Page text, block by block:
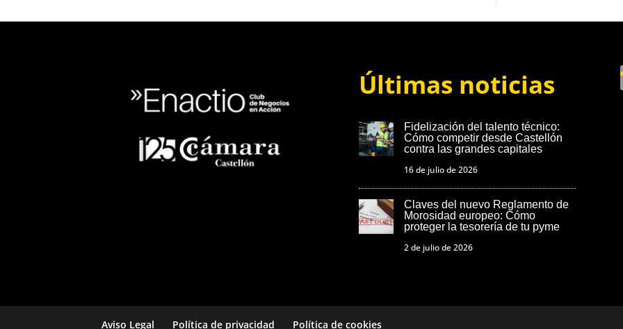
Últimas noticias
Fidelización del talento técnico:
Cómo competir desde Castellón
contra las grandes capitales
16 de julio de 2026
Claves del nuevo Reglamento de
Morosidad europeo: Cómo
proteger la tesorería de tu pyme
2 de julio de 2026
Aviso Legal Política de privacidad Política de cookies